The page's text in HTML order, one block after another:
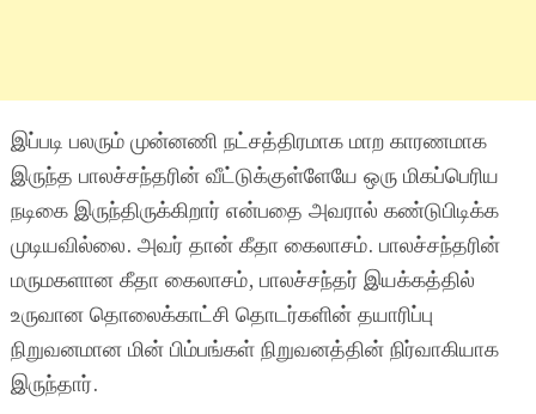
இப்படி பலரும் முன்னணி நட்சத்திரமாக மாற காரணமாக
இருந்த பாலச்சந்தரின் வீட்டுக்குள்ளேயே ஒரு மிகப்பெரிய
நடிகை இருந்திருக்கிறார் என்பதை அவரால் கண்டுபிடிக்க
முடியவில்லை. அவர் தான் கீதா கைலாசம். பாலச்சந்தரின்
மருமகளான கீதா கைலாசம், பாலச்சந்தர் இயக்கத்தில்
உருவான தொலைக்காட்சி தொடர்களின் தயாரிப்பு
நிறுவனமான மின் பிம்பங்கள் நிறுவனத்தின் நிர்வாகியாக
இருந்தார்.